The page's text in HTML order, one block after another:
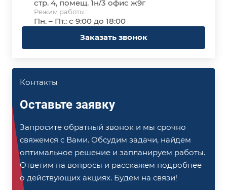
стр. 4, помещ. 1н/3 офис ж9г
Режим работы:
Пн. – Пт.: с 9:00 до 18:00
Заказать звонок
Контакты
Оставьте заявку
Запросите обратный звонок и мы срочно
свяжемся с Вами. Обсудим задачи, найдем
оптимальное решение и запланируем работы.
Ответим на вопросы и расскажем подробнее
о действующих акциях. Будем на связи!